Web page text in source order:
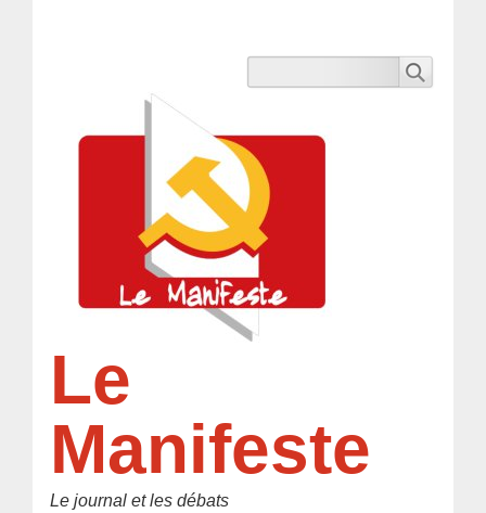
Le
Manifeste
Le journal et les débats